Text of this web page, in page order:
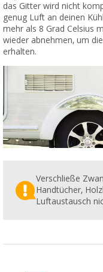
das Gitter wird nicht
genug Luft an deinen
mehr als 8 Grad Celsius
wieder abnehmen, um
erhalten.
Verschließe
Handtücher,
Luftaustausch